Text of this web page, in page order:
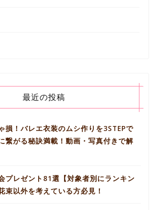
最近の投稿
損！バレエ衣装のムシ作りを3STEPで
繋がる秘訣満載！動画・写真付きで解
プレゼント81選【対象者別にランキン
束以外を考えている方必見！